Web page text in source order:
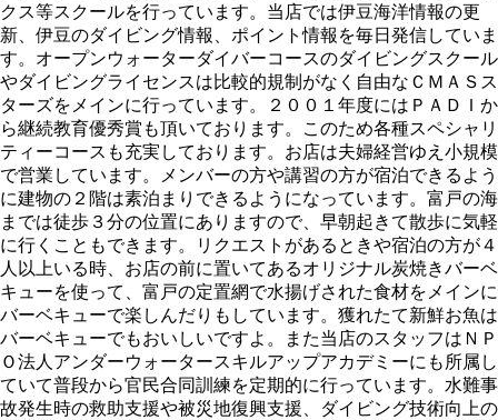
クス等スクールを行っています。当店では伊豆海洋情報の更
新、伊豆のダイビング情報、ポイント情報を毎日発信していま
す。オープンウォーターダイバーコースのダイビングスクール
やダイビングライセンスは比較的規制がなく自由なＣＭＡＳス
ターズをメインに行っています。２００１年度にはＰＡＤＩか
ら継続教育優秀賞も頂いております。このため各種スペシャリ
ティーコースも充実しております。お店は夫婦経営ゆえ小規模
で営業しています。メンバーの方や講習の方が宿泊できるよう
に建物の２階は素泊まりできるようになっています。富戸の海
までは徒歩３分の位置にありますので、早朝起きて散歩に気軽
に行くこともできます。リクエストがあるときや宿泊の方が４
人以上いる時、お店の前に置いてあるオリジナル炭焼きバーベ
キューを使って、富戸の定置網で水揚げされた食材をメインに
バーベキューで楽しんだりもしています。獲れたて新鮮お魚は
バーベキューでもおいしいですよ。また当店のスタッフはＮＰ
Ｏ法人アンダーウォータースキルアップアカデミーにも所属し
ていて普段から官民合同訓練を定期的に行っています。水難事
故発生時の救助支援や被災地復興支援、ダイビング技術向上の